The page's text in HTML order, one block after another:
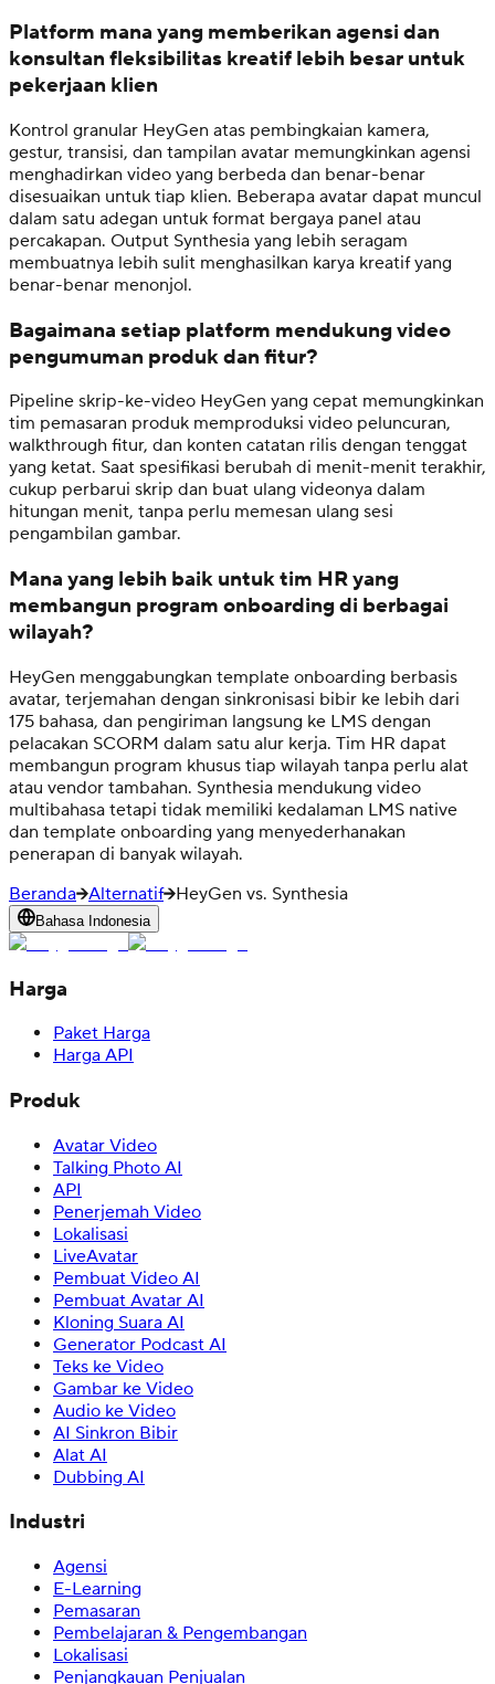
Platform mana yang memberikan agensi dan
konsultan fleksibilitas kreatif lebih besar untuk
pekerjaan klien
Kontrol granular HeyGen atas pembingkaian kamera,
gestur, transisi, dan tampilan avatar memungkinkan agensi
menghadirkan video yang berbeda dan benar-benar
disesuaikan untuk tiap klien. Beberapa avatar dapat muncul
dalam satu adegan untuk format bergaya panel atau
percakapan. Output Synthesia yang lebih seragam
membuatnya lebih sulit menghasilkan karya kreatif yang
benar-benar menonjol.
Bagaimana setiap platform mendukung video
pengumuman produk dan fitur?
Pipeline skrip-ke-video HeyGen yang cepat memungkinkan
tim pemasaran produk memproduksi video peluncuran,
walkthrough fitur, dan konten catatan rilis dengan tenggat
yang ketat. Saat spesifikasi berubah di menit-menit terakhir,
cukup perbarui skrip dan buat ulang videonya dalam
hitungan menit, tanpa perlu memesan ulang sesi
pengambilan gambar.
Mana yang lebih baik untuk tim HR yang
membangun program onboarding di berbagai
wilayah?
HeyGen menggabungkan template onboarding berbasis
avatar, terjemahan dengan sinkronisasi bibir ke lebih dari
175 bahasa, dan pengiriman langsung ke LMS dengan
pelacakan SCORM dalam satu alur kerja. Tim HR dapat
membangun program khusus tiap wilayah tanpa perlu alat
atau vendor tambahan. Synthesia mendukung video
multibahasa tetapi tidak memiliki kedalaman LMS native
dan template onboarding yang menyederhanakan
penerapan di banyak wilayah.
Beranda Alternatif HeyGen vs. Synthesia
Bahasa Indonesia
Harga
Paket Harga
Harga API
Produk
Avatar Video
Talking Photo AI
API
Penerjemah Video
Lokalisasi
LiveAvatar
Pembuat Video AI
Pembuat Avatar AI
Kloning Suara AI
Generator Podcast AI
Teks ke Video
Gambar ke Video
Audio ke Video
AI Sinkron Bibir
Alat AI
Dubbing AI
Industri
Agensi
E-Learning
Pemasaran
Pembelajaran & Pengembangan
Lokalisasi
Penjangkauan Penjualan